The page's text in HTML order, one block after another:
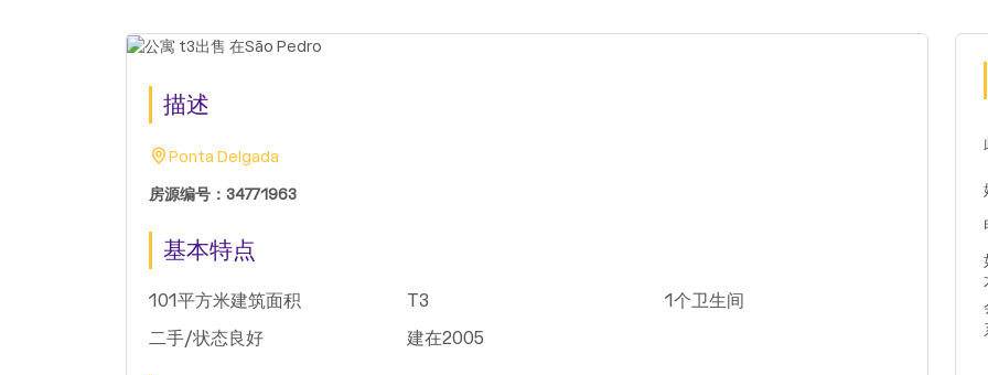
描述
Ponta Delgada
房源编号：34771963
基本特点
101平方米建筑面积 T3
1个卫生间
二手/状态良好
建在2005